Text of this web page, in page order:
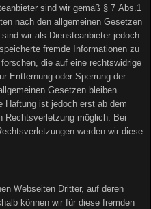
sind wir gemäß § 7 Abs.1
nach den allgemeinen Gesetzen
wir als Diensteanbieter jedoch
fremde Informationen zu
die auf eine rechtswidrige
Entfernung oder Sperrung der
Gesetzen bleiben
Haftung ist jedoch erst ab dem
Rechtsverletzung möglich. Bei
werden wir diese
Webseiten Dritter, auf deren
können wir für diese fremden